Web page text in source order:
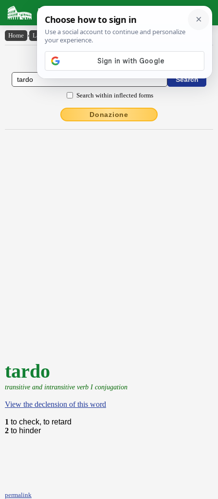
Latin Dictionary
Home › Latin-English › tardo
Latin to English Dictionary
Search within inflected forms
Donazione
tardo
transitive and intransitive verb I conjugation
View the declension of this word
1 to check, to retard
2 to hinder
permalink